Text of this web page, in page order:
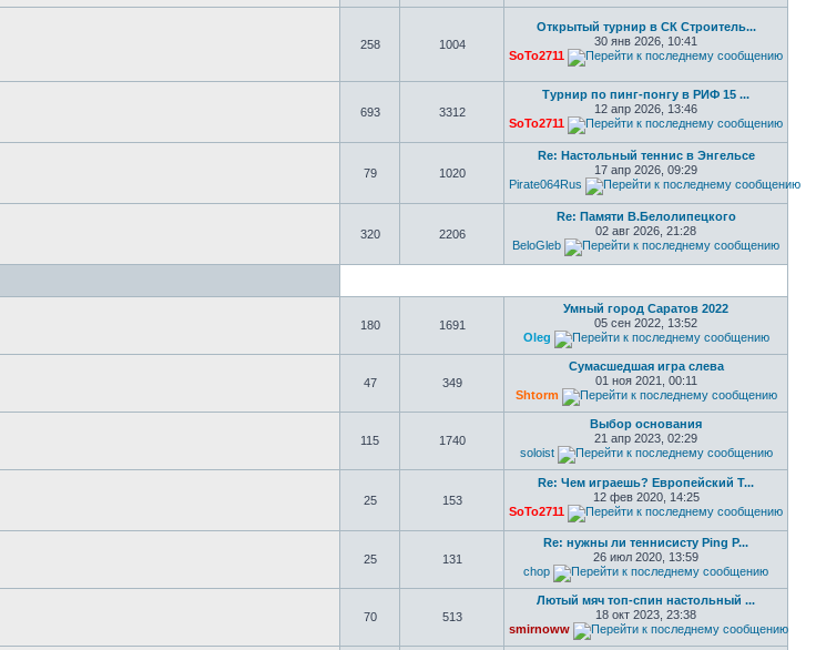
258 1004
Открытый турнир в СК Строитель...
30 янв 2026, 10:41
SoTo2711
693 3312
Турнир по пинг-понгу в РИФ 15 ...
12 апр 2026, 13:46
SoTo2711
79 1020
Re: Настольный теннис в Энгельсе
17 апр 2026, 09:29
Pirate064Rus
320 2206
Re: Памяти В.Белолипецкого
02 авг 2026, 21:28
BeloGleb
180 1691
Умный город Саратов 2022
05 сен 2022, 13:52
Oleg
47 349
Сумасшедшая игра слева
01 ноя 2021, 00:11
Shtorm
115 1740
Выбор основания
21 апр 2023, 02:29
soloist
25 153
Re: Чем играешь? Европейский Т...
12 фев 2020, 14:25
SoTo2711
25 131
Re: нужны ли теннисисту Ping P...
26 июл 2020, 13:59
chop
70 513
Лютый мяч топ-спин настольный ...
18 окт 2023, 23:38
smirnoww